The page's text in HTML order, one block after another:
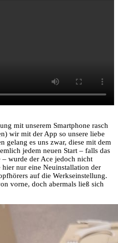
mit unserem Smartphone rasch
wir mit der App so unsere liebe
gelang es uns zwar, diese mit dem
jedem neuen Start – falls das
wurde der Ace jedoch nicht
nur eine Neuinstallation der
auf die Werkseinstellung.
vorne, doch abermals ließ sich